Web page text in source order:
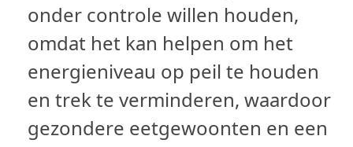
onder controle willen houden,
omdat het kan helpen om het
energieniveau op peil te houden
en trek te verminderen, waardoor
gezondere eetgewoonten en een